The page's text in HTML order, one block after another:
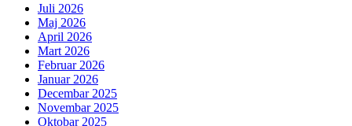
Juli 2026
Maj 2026
April 2026
Mart 2026
Februar 2026
Januar 2026
Decembar 2025
Novembar 2025
Oktobar 2025